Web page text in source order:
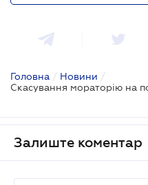
Головна / Новини /
Залиште коментар